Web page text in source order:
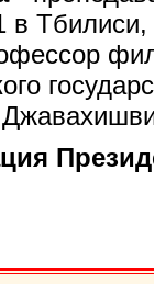
Тбилиси,